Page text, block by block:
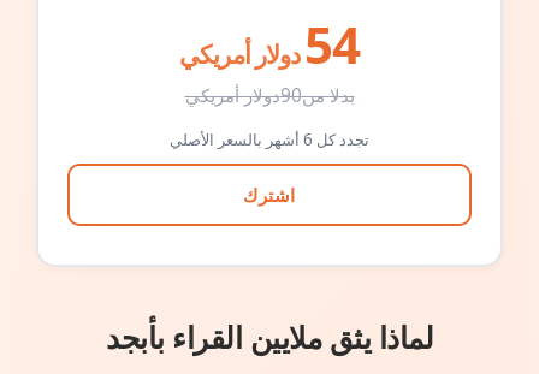
54 دولار أمريكي
بدلا من90دولار أمريكي
تجدد كل 6 أشهر بالسعر الأصلي
اشترك
لماذا يثق ملايين القراء بأبجد